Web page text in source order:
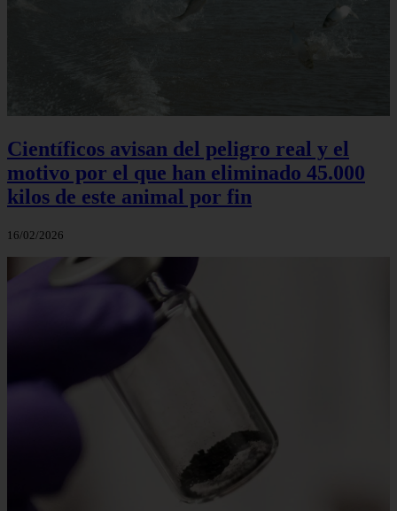
Científicos avisan del peligro real y el
motivo por el que han eliminado 45.000
kilos de este animal por fin
16/02/2026